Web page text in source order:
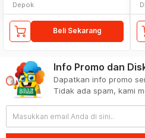
Depok
Beli Sekarang
Info Promo dan
Dapatkan info promo
Tidak ada spam, kami